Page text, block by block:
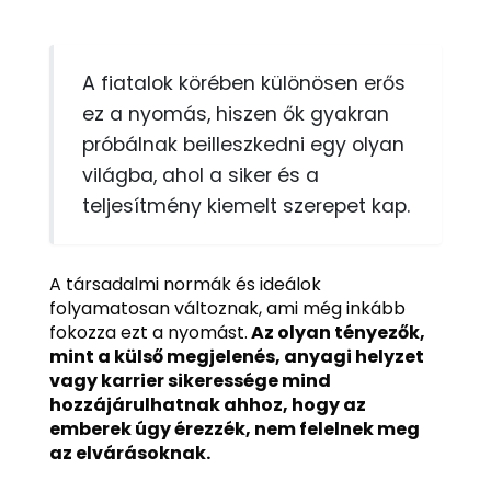
A fiatalok körében különösen erős
ez a nyomás, hiszen ők gyakran
próbálnak beilleszkedni egy olyan
világba, ahol a siker és a
teljesítmény kiemelt szerepet kap.
A társadalmi normák és ideálok
folyamatosan változnak, ami még inkább
fokozza ezt a nyomást.Az olyan tényezők,
mint a külső megjelenés, anyagi helyzet
vagy karrier sikeressége mind
hozzájárulhatnak ahhoz, hogy az
emberek úgy érezzék, nem felelnek meg
az elvárásoknak.